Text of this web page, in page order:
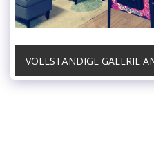
VOLLSTÄNDIGE GALERIE